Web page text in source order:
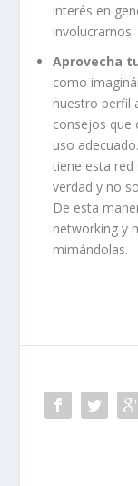
interés en
involucrarnos.
Aprovecha
como
nuestro perfil
consejos que
uso
tiene esta red
verdad y no
De esta
networking y
mimándolas.